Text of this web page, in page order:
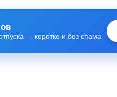
— коротко и без спама